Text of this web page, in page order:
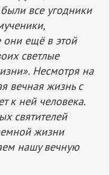
все угодники
они ещё в этой
светлые
Несмотря на
вечная жизнь с
к ней человека.
святителей
жизни
нашу вечную